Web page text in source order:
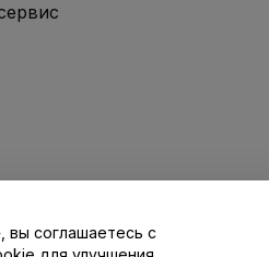
с нами
вы соглашаетесь с